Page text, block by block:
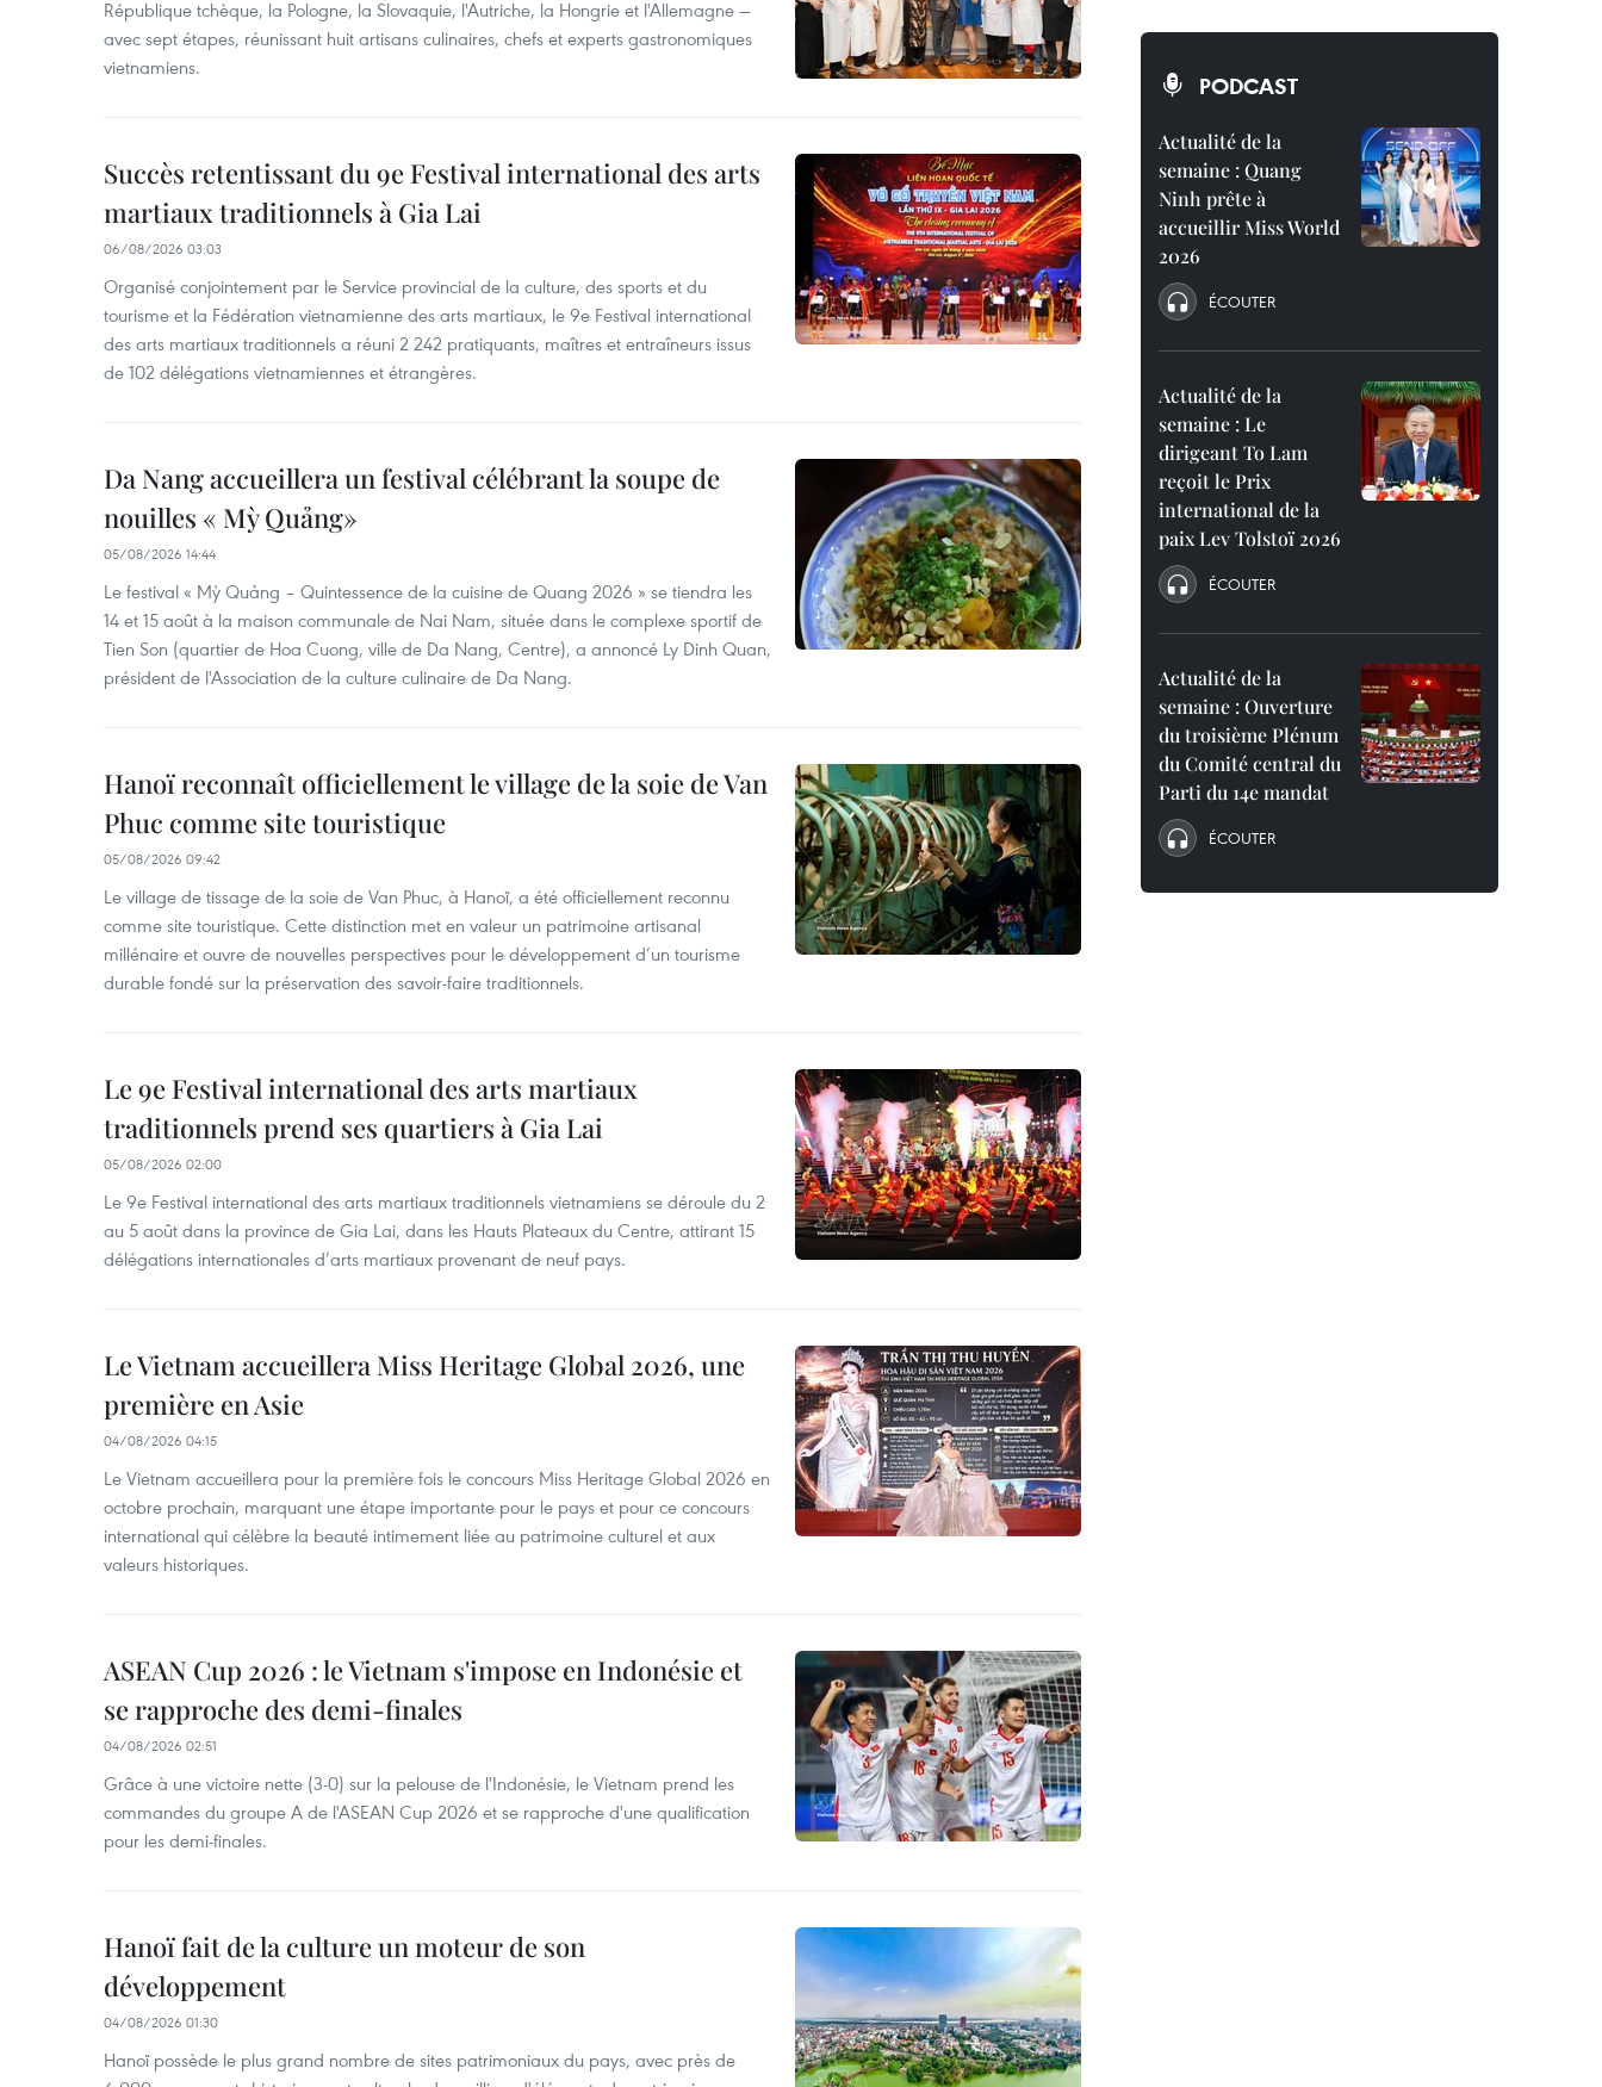
République tchèque, la Pologne, la Slovaquie, l'Autriche, la Hongrie et l'Allemagne —
avec sept étapes, réunissant huit artisans culinaires, chefs et experts gastronomiques
vietnamiens.
Succès retentissant du 9e Festival international des arts
martiaux traditionnels à Gia Lai
06/08/2026 03:03
Organisé conjointement par le Service provincial de la culture, des sports et du
tourisme et la Fédération vietnamienne des arts martiaux, le 9e Festival international
des arts martiaux traditionnels a réuni 2 242 pratiquants, maîtres et entraîneurs issus
de 102 délégations vietnamiennes et étrangères.
Da Nang accueillera un festival célébrant la soupe de
nouilles « Mỳ Quảng»
05/08/2026 14:44
Le festival « Mỳ Quảng – Quintessence de la cuisine de Quang 2026 » se tiendra les
14 et 15 août à la maison communale de Nai Nam, située dans le complexe sportif de
Tien Son (quartier de Hoa Cuong, ville de Da Nang, Centre), a annoncé Ly Dinh Quan,
président de l'Association de la culture culinaire de Da Nang.
Hanoï reconnaît officiellement le village de la soie de Van
Phuc comme site touristique
05/08/2026 09:42
Le village de tissage de la soie de Van Phuc, à Hanoï, a été officiellement reconnu
comme site touristique. Cette distinction met en valeur un patrimoine artisanal
millénaire et ouvre de nouvelles perspectives pour le développement d’un tourisme
durable fondé sur la préservation des savoir-faire traditionnels.
Le 9e Festival international des arts martiaux
traditionnels prend ses quartiers à Gia Lai
05/08/2026 02:00
Le 9e Festival international des arts martiaux traditionnels vietnamiens se déroule du 2
au 5 août dans la province de Gia Lai, dans les Hauts Plateaux du Centre, attirant 15
délégations internationales d’arts martiaux provenant de neuf pays.
Le Vietnam accueillera Miss Heritage Global 2026, une
première en Asie
04/08/2026 04:15
Le Vietnam accueillera pour la première fois le concours Miss Heritage Global 2026 en
octobre prochain, marquant une étape importante pour le pays et pour ce concours
international qui célèbre la beauté intimement liée au patrimoine culturel et aux
valeurs historiques.
ASEAN Cup 2026 : le Vietnam s'impose en Indonésie et
se rapproche des demi-finales
04/08/2026 02:51
Grâce à une victoire nette (3-0) sur la pelouse de l'Indonésie, le Vietnam prend les
commandes du groupe A de l'ASEAN Cup 2026 et se rapproche d'une qualification
pour les demi-finales.
Hanoï fait de la culture un moteur de son
développement
04/08/2026 01:30
Hanoï possède le plus grand nombre de sites patrimoniaux du pays, avec près de
PODCAST
Actualité de la
semaine : Quang
Ninh prête à
accueillir Miss World
2026
ÉCOUTER
Actualité de la
semaine : Le
dirigeant To Lam
reçoit le Prix
international de la
paix Lev Tolstoï 2026
ÉCOUTER
Actualité de la
semaine : Ouverture
du troisième Plénum
du Comité central du
Parti du 14e mandat
ÉCOUTER